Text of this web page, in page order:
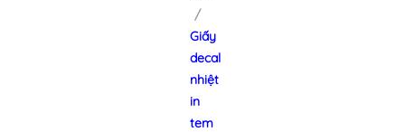
Giấy
decal
nhiệt
in
tem